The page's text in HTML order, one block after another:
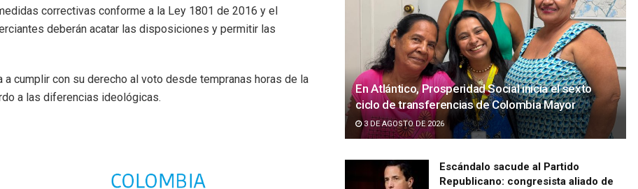
correctivas conforme a la Ley 1801 de 2016 y el
deberán acatar las disposiciones y permitir las
cumplir con su derecho al voto desde tempranas horas de la
a las diferencias ideológicas.
En Atlántico, Prosperidad Social inicia el sexto
ciclo de transferencias de Colombia Mayor
3 DE AGOSTO DE 2026
Escándalo sacude al Partido
Republicano: congresista aliado de